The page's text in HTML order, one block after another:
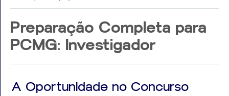
Preparação Completa para
PCMG: Investigador
A Oportunidade no Concurso